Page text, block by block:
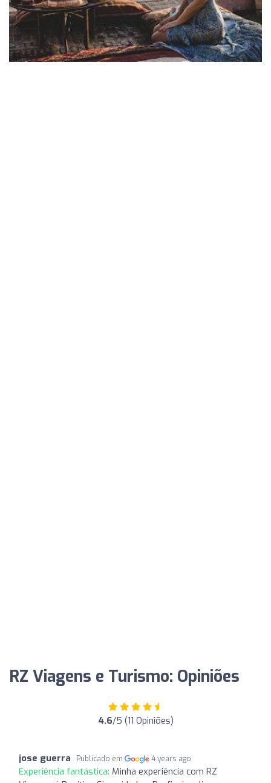
RZ Viagens e Turismo: Opiniões
4.6/5 (11 Opiniões)
jose guerra Publicado em 4 years ago
Experiência fantástica: Minha experiência com RZ